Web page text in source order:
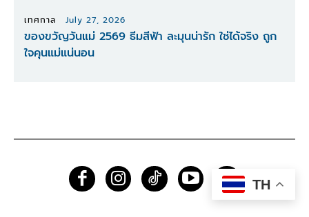
เทศกาล July 27, 2026
ของขวัญวันแม่ 2569 ธีมสีฟ้า ละมุนน่ารัก ใช่ได้จริง ถูก
ใจคุนแม่แน่นอน
TH